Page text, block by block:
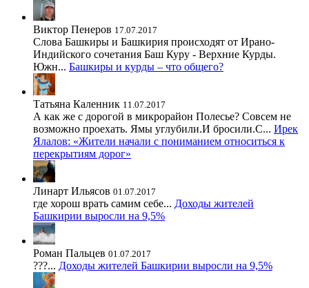
Виктор Пенеров 17.07.2017
Слова Башкиры и Башкирия происходят от Ирано-
Индийского сочетания Баш Куру - Верхние Курды.
Южн... Башкиры и курды – что общего?
Татьяна Каленник 11.07.2017
А как же с дорогой в микрорайон Полесье? Совсем не
возможно проехать. Ямы углубили.И бросили.С... Ирек
Ялалов: «Жители начали с пониманием относиться к
перекрытиям дорог»
Линарт Ильясов 01.07.2017
где хорош врать самим себе... Доходы жителей
Башкирии выросли на 9,5%
Роман Пальцев 01.07.2017
???... Доходы жителей Башкирии выросли на 9,5%